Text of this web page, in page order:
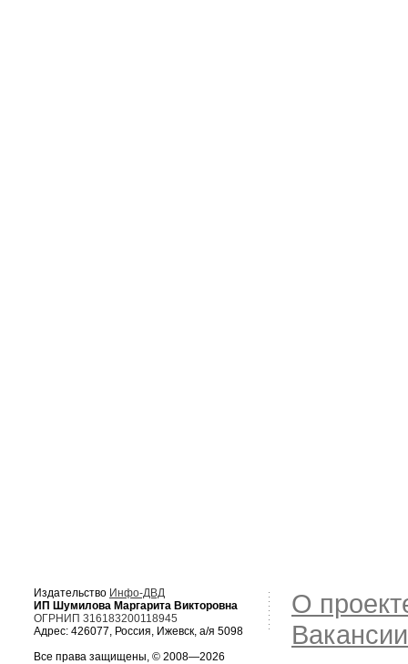
Издательство Инфо-ДВД
ИП Шумилова Маргарита Викторовна
ОГРНИП 316183200118945
Адрес: 426077, Россия, Ижевск, а/я 5098
Все права защищены, © 2008—2026
О
Вакансии